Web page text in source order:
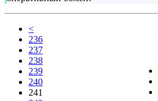
<
236
237
238
239
240
241